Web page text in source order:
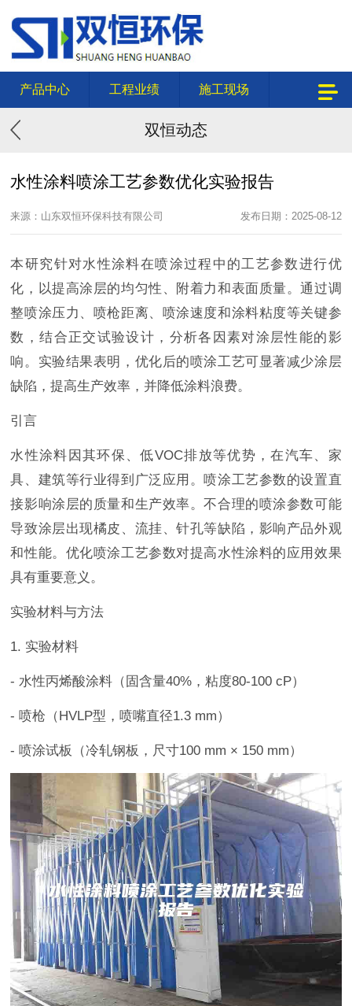
产品中心 工程业绩 施工现场
双恒动态
水性涂料喷涂工艺参数优化实验报告
来源：山东双恒环保科技有限公司 发布日期：2025-08-12
本研究针对水性涂料在喷涂过程中的工艺参数进行优
化，以提高涂层的均匀性、附着力和表面质量。通过调
整喷涂压力、喷枪距离、喷涂速度和涂料粘度等关键参
数，结合正交试验设计，分析各因素对涂层性能的影
响。实验结果表明，优化后的喷涂工艺可显著减少涂层
缺陷，提高生产效率，并降低涂料浪费。
引言
水性涂料因其环保、低VOC排放等优势，在汽车、家
具、建筑等行业得到广泛应用。喷涂工艺参数的设置直
接影响涂层的质量和生产效率。不合理的喷涂参数可能
导致涂层出现橘皮、流挂、针孔等缺陷，影响产品外观
和性能。优化喷涂工艺参数对提高水性涂料的应用效果
具有重要意义。
实验材料与方法
1. 实验材料
- 水性丙烯酸涂料（固含量40%，粘度80-100 cP）
- 喷枪（HVLP型，喷嘴直径1.3 mm）
- 喷涂试板（冷轧钢板，尺寸100 mm × 150 mm）